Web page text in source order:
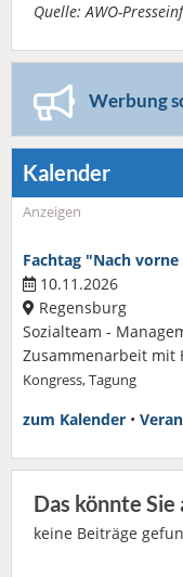
Quelle: AWO-
Werbung
Kalender
Anzeigen
Fachtag "Nach
10.11.2026
Regensburg
Sozialteam -
Zusammenarbeit mit
Kongress, Tagung
zum Kalender •
Das könnte
keine Beiträge